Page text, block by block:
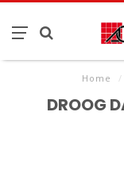
Home /
DROOG